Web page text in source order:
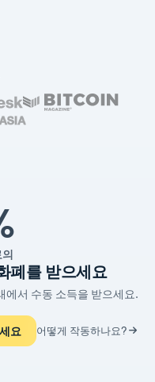
폐를 받으세요
에서 수동 소득을 받으세요.
요 어떻게 작동하나요?